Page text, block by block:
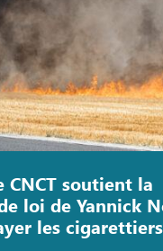
CNCT soutient la
loi de Yannick
les cigarettiers